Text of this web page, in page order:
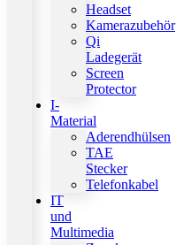
Headset
Kamerazubehör
Qi
Ladegerät
Screen
Protector
I-
Material
Aderendhülsen
TAE
Stecker
Telefonkabel
IT
und
Multimedia